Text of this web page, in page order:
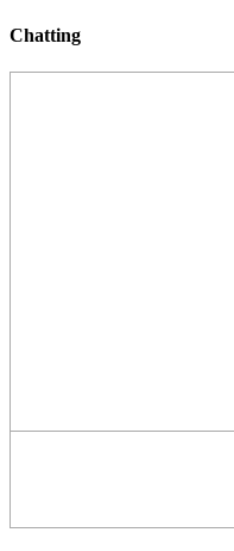
Chatting